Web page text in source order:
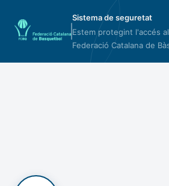
Sistema de seguretat
Estem protegint l'accés
Federació Catalana de